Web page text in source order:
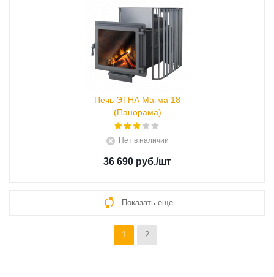
Печь ЭТНА Магма 18
(Панорама)
Нет в наличии
36 690 руб./шт
Показать еще
1 2